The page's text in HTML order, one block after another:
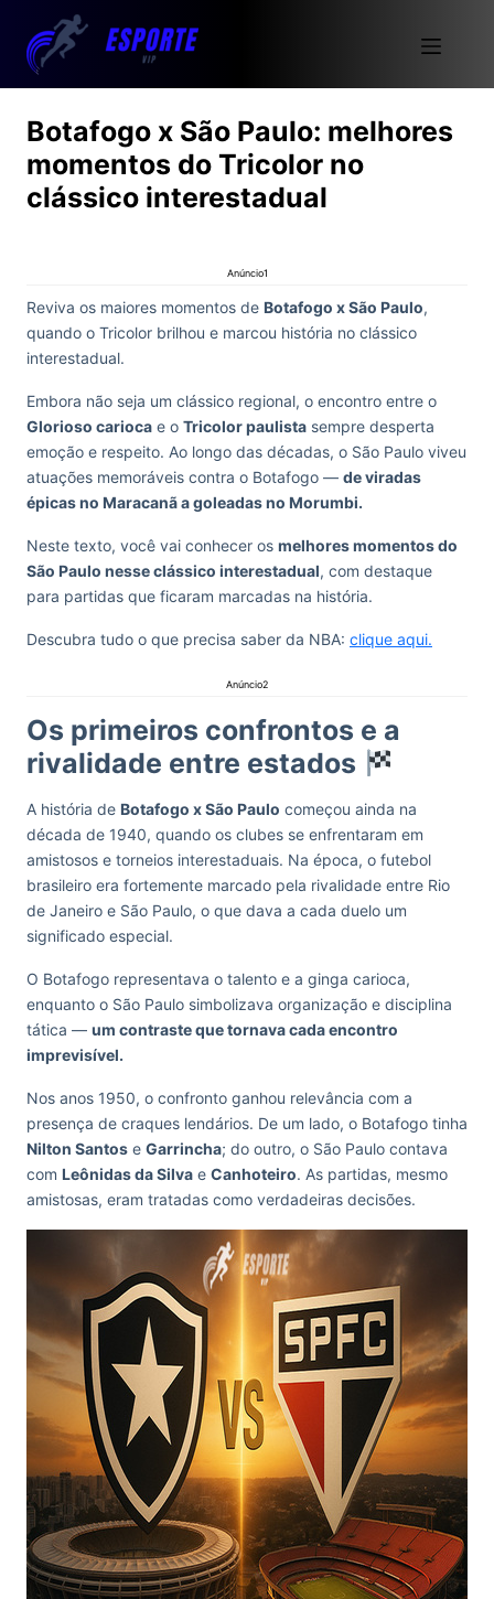
Botafogo x São Paulo: melhores
momentos do Tricolor no
clássico interestadual
Anúncio1
Reviva os maiores momentos de Botafogo x São Paulo,
quando o Tricolor brilhou e marcou história no clássico
interestadual.
Embora não seja um clássico regional, o encontro entre o
Glorioso carioca e o Tricolor paulista sempre desperta
emoção e respeito. Ao longo das décadas, o São Paulo viveu
atuações memoráveis contra o Botafogo — de viradas
épicas no Maracanã a goleadas no Morumbi.
Neste texto, você vai conhecer os melhores momentos do
São Paulo nesse clássico interestadual, com destaque
para partidas que ficaram marcadas na história.
Descubra tudo o que precisa saber da NBA: clique aqui.
Anúncio2
Os primeiros confrontos e a
rivalidade entre estados
A história de Botafogo x São Paulo começou ainda na
década de 1940, quando os clubes se enfrentaram em
amistosos e torneios interestaduais. Na época, o futebol
brasileiro era fortemente marcado pela rivalidade entre Rio
de Janeiro e São Paulo, o que dava a cada duelo um
significado especial.
O Botafogo representava o talento e a ginga carioca,
enquanto o São Paulo simbolizava organização e disciplina
tática — um contraste que tornava cada encontro
imprevisível.
Nos anos 1950, o confronto ganhou relevância com a
presença de craques lendários. De um lado, o Botafogo tinha
Nilton Santos e Garrincha; do outro, o São Paulo contava
com Leônidas da Silva e Canhoteiro. As partidas, mesmo
amistosas, eram tratadas como verdadeiras decisões.